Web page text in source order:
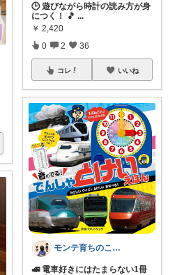
🕒 遊びながら時計の読み方が身
につく！ 🎵 ...
￥ 2,420
0 2 36
コレ いいね
モンテ育ちのこずえママ🦦｜経由購入✨
🚅 電車好きにはたまらない1冊